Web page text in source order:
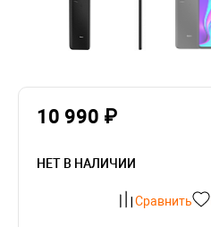
10 990 ₽
НЕТ В НАЛИЧИИ
Сравнить